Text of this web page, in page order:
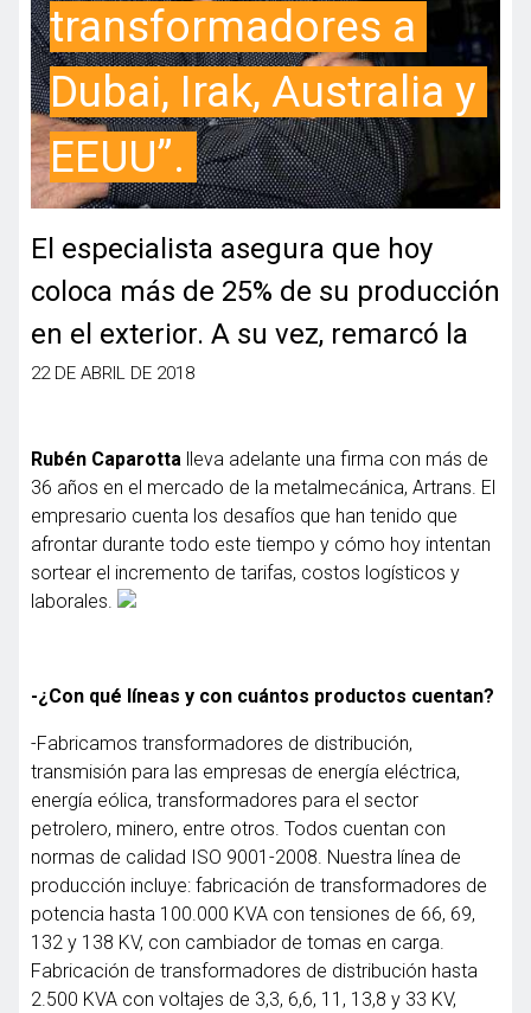
transformadores a
Dubai, Irak, Australia y
EEUU”.
El especialista asegura que hoy
coloca más de 25% de su producción
en el exterior. A su vez, remarcó la
fuerte suba en las tarifas.
22 DE ABRIL DE 2018
Rubén Caparotta lleva adelante una firma con más de
36 años en el mercado de la metalmecánica, Artrans. El
empresario cuenta los desafíos que han tenido que
afrontar durante todo este tiempo y cómo hoy intentan
sortear el incremento de tarifas, costos logísticos y
laborales.
-¿Con qué líneas y con cuántos productos cuentan?
-Fabricamos transformadores de distribución,
transmisión para las empresas de energía eléctrica,
energía eólica, transformadores para el sector
petrolero, minero, entre otros. Todos cuentan con
normas de calidad ISO 9001-2008. Nuestra línea de
producción incluye: fabricación de transformadores de
potencia hasta 100.000 KVA con tensiones de 66, 69,
132 y 138 KV, con cambiador de tomas en carga.
Fabricación de transformadores de distribución hasta
2.500 KVA con voltajes de 3,3, 6,6, 11, 13,8 y 33 KV,